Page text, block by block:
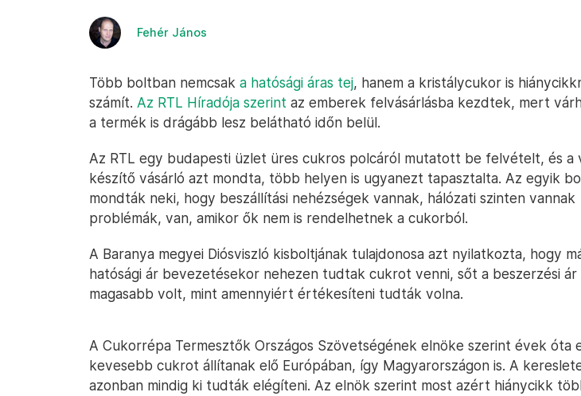
Fehér János
Több boltban nemcsak a hatósági áras tej, hanem a kristálycukor is
számít. Az RTL Híradója szerint az emberek felvásárlásba kezdtek, mert
a termék is drágább lesz belátható időn belül.
Az RTL egy budapesti üzlet üres cukros polcáról mutatott be felvételt, és a
készítő vásárló azt mondta, több helyen is ugyanezt tapasztalta. Az egyik
mondták neki, hogy beszállítási nehézségek vannak, hálózati szinten vannak
problémák, van, amikor ők nem is rendelhetnek a cukorból.
A Baranya megyei Diósviszló kisboltjának tulajdonosa azt nyilatkozta, hogy
hatósági ár bevezetésekor nehezen tudtak cukrot venni, sőt a beszerzési ár
magasabb volt, mint amennyiért értékesíteni tudták volna.
A Cukorrépa Termesztők Országos Szövetségének elnöke szerint évek óta
kevesebb cukrot állítanak elő Európában, így Magyarországon is. A
azonban mindig ki tudták elégíteni. Az elnök szerint most azért hiánycikk